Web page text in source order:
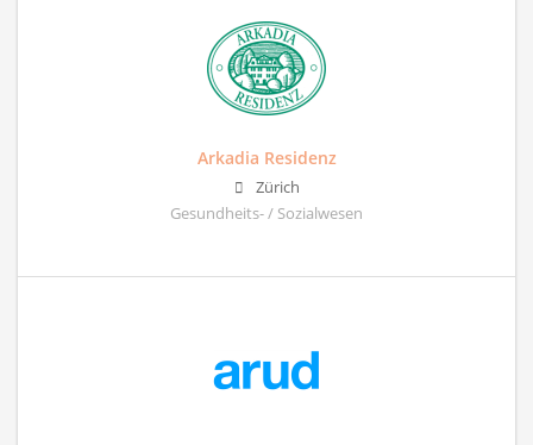
Arkadia Residenz
Zürich
Gesundheits- / Sozialwesen